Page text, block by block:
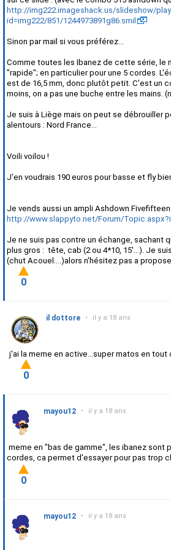
http://img222.imageshack.us/slideshow/
id=img222/851/1244973891g86.smil
Sinon par mail si vous préférez...
Comme toutes les Ibanez de cette série, le
"rapide"; en particulier pour une 5 cordes.
est de 16,5 mm, donc plutôt petit. C'est un
moins, on a pas une buche entre les mains.
Je suis à Liège mais on peut se débrouiller
alentours : Nord France...
Voili voilou !
J'en voudrais 190 euros pour basse et fly
Je vends aussi un ampli Ashdown Fivefifteen
http://www.slappyto.net/Forum/
Je ne suis pas contre un échange, sachant
plus gros : tête, cab (2 ou 4*10, 15'...). Je
(chut Acouel....)alors n'hésitez pas a
0
il dottore • il y a 18 ans
j'ai la meme en active...super matos en tout
0
mayou12 • il y a 18 ans
meme en "bas de gamme", les ibanez sont
cordes, ca permet d'essayer pour pas trop
0
mayou12 • il y a 18 ans